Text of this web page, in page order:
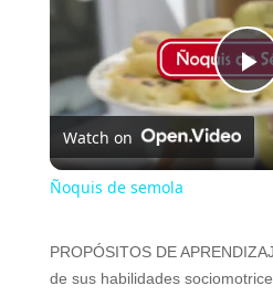
P
l
y
Watch on
Ñoquis de semola
PROPÓSITOS DE
de sus habilidades